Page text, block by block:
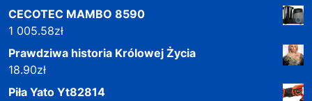
CECOTEC MAMBO 8590
1 005.58zł
Prawdziwa historia Królowej Życia
18.90zł
Piła Yato Yt82814